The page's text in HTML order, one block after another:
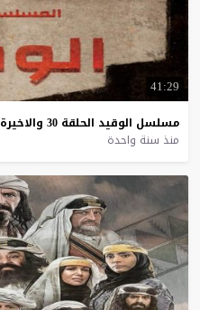
41:29
مسلسل الوقيد الحلقة 30 والاخيرة
منذ سنة واحدة